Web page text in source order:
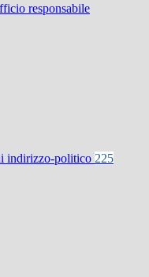
responsabile
indirizzo-politico 225